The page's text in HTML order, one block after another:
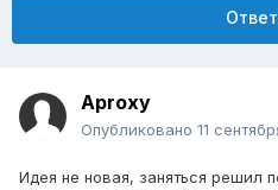
Aproxy
Опубликовано 11
Идея не новая, заняться решил